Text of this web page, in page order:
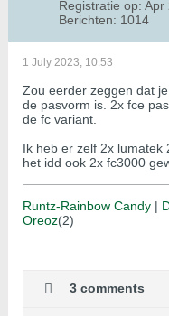
Registratie op: Apr
Berichten: 1014
1 July 2023, 10:53
Zou eerder zeggen dat
de pasvorm is. 2x fce
de fc variant.
Ik heb er zelf 2x
het idd ook 2x fc3000
Runtz-Rainbow Candy |
Oreoz(2)
3 comments